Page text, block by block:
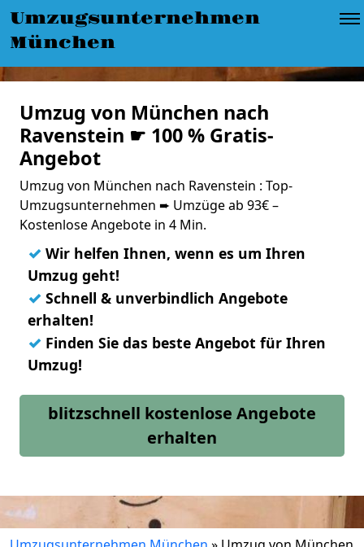
Umzugsunternehmen
München
Umzug von München nach
Ravenstein ☛ 100 % Gratis-
Angebot
Umzug von München nach Ravenstein : Top-
Umzugsunternehmen ➨ Umzüge ab 93€ –
Kostenlose Angebote in 4 Min.
✓ Wir helfen Ihnen, wenn es um Ihren
Umzug geht!
✓ Schnell & unverbindlich Angebote
erhalten!
✓ Finden Sie das beste Angebot für Ihren
Umzug!
blitzschnell kostenlose Angebote
erhalten